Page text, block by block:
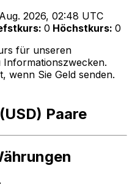
2026, 02:48 UTC
: 0 Höchstkurs: 0
für unseren
wenn Sie Geld senden.
Paare